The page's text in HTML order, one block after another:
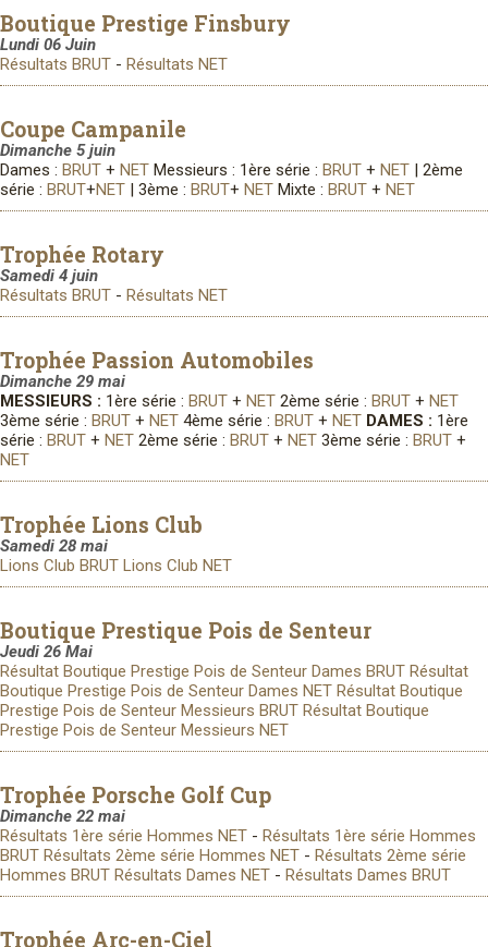
Boutique Prestige Finsbury
Lundi 06 Juin
Résultats BRUT - Résultats NET
Coupe Campanile
Dimanche 5 juin
Dames : BRUT + NET Messieurs : 1ère série : BRUT + NET | 2ème
série : BRUT+NET | 3ème : BRUT+ NET Mixte : BRUT + NET
Trophée Rotary
Samedi 4 juin
Résultats BRUT - Résultats NET
Trophée Passion Automobiles
Dimanche 29 mai
MESSIEURS : 1ère série : BRUT + NET 2ème série : BRUT + NET
3ème série : BRUT + NET 4ème série : BRUT + NET DAMES : 1ère
série : BRUT + NET 2ème série : BRUT + NET 3ème série : BRUT +
NET
Trophée Lions Club
Samedi 28 mai
Lions Club BRUT Lions Club NET
Boutique Prestique Pois de Senteur
Jeudi 26 Mai
Résultat Boutique Prestige Pois de Senteur Dames BRUT Résultat
Boutique Prestige Pois de Senteur Dames NET Résultat Boutique
Prestige Pois de Senteur Messieurs BRUT Résultat Boutique
Prestige Pois de Senteur Messieurs NET
Trophée Porsche Golf Cup
Dimanche 22 mai
Résultats 1ère série Hommes NET - Résultats 1ère série Hommes
BRUT Résultats 2ème série Hommes NET - Résultats 2ème série
Hommes BRUT Résultats Dames NET - Résultats Dames BRUT
Trophée Arc-en-Ciel